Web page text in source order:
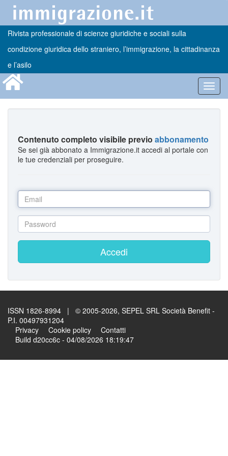
Rivista professionale di scienze giuridiche e sociali sulla
condizione giuridica dello straniero, l’immigrazione, la cittadinanza
e l’asilo
Contenuto completo visibile previo abbonamento
Se sei già abbonato a Immigrazione.it accedi al portale con
le tue credenziali per proseguire.
Accedi
ISSN 1826-8994 | © 2005-2026, SEPEL SRL Società Benefit -
P.I. 00497931204
Privacy
Cookie policy
Contatti
Build d20cc6c - 04/08/2026 18:19:47